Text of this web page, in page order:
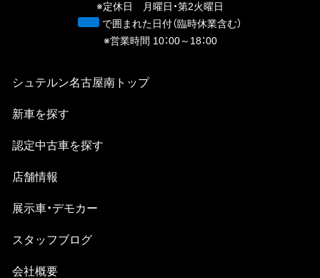
※定休日 月曜日・第2火曜日
青
で囲まれた日付（臨時休業含む）
※営業時間 10：00～18：00
シュテルン名古屋南 トップ
新⾞を探す
認定中古⾞を探す
店舗情報
展示車・デモカー
スタッフブログ
会社概要